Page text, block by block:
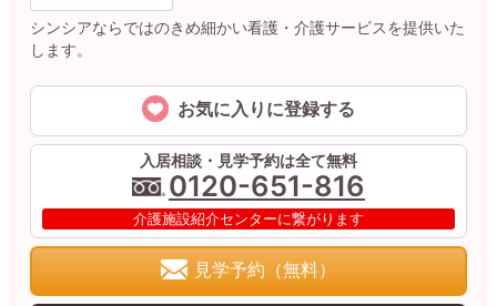
シンシアならではのきめ細かい看護・介護サービスを提供いた
します。
お気に入りに登録する
入居相談・見学予約は全て無料
0120-651-816
介護施設紹介センターに繋がります
見学予約（無料）